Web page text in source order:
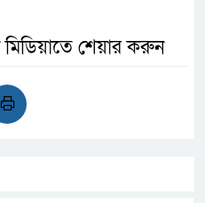
শেয়ার করুন